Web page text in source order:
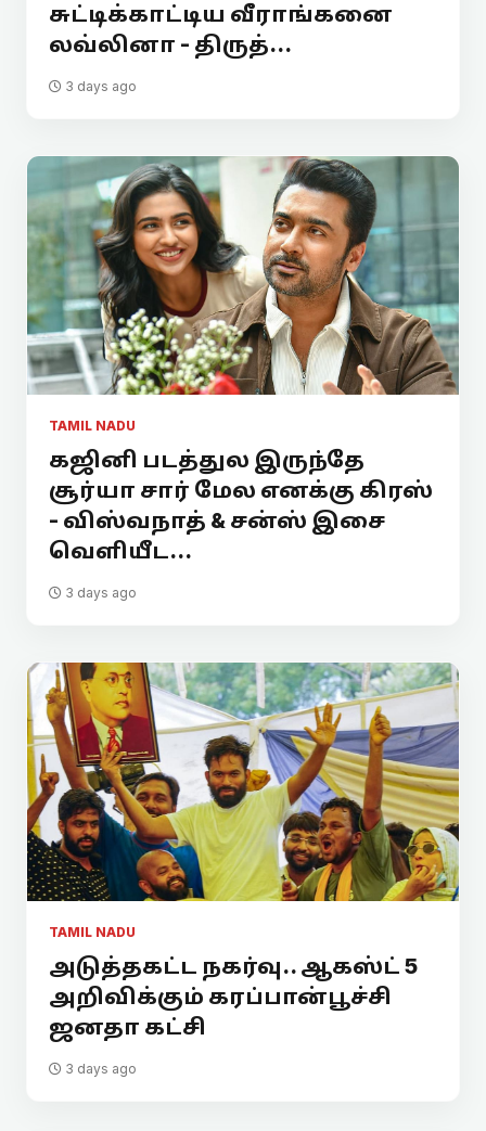
சுட்டிக்காட்டிய வீராங்கனை
லவ்லினா - திருத்...
3 days ago
TAMIL NADU
கஜினி படத்துல இருந்தே
சூர்யா சார் மேல எனக்கு கிரஸ்
- விஸ்வநாத் & சன்ஸ் இசை
வெளியீட...
3 days ago
TAMIL NADU
அடுத்தகட்ட நகர்வு.. ஆகஸ்ட் 5
அறிவிக்கும் கரப்பான்பூச்சி
ஜனதா கட்சி
3 days ago